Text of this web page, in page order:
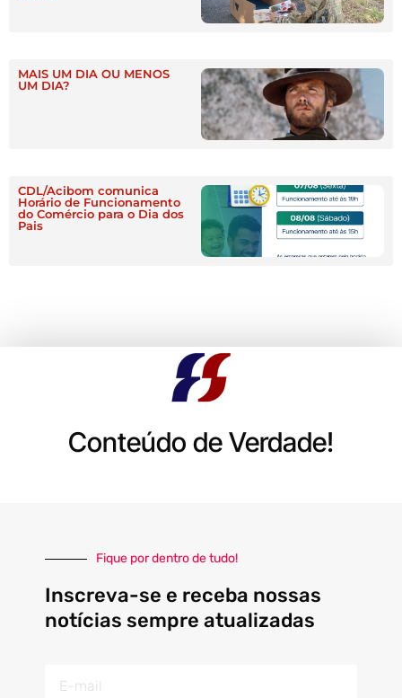
MAIS UM DIA OU MENOS
UM DIA?
CDL/Acibom comunica
Horário de Funcionamento
do Comércio para o Dia dos
Pais
Conteúdo de Verdade!
Fique por dentro de tudo!
Inscreva-se e receba nossas
notícias sempre atualizadas